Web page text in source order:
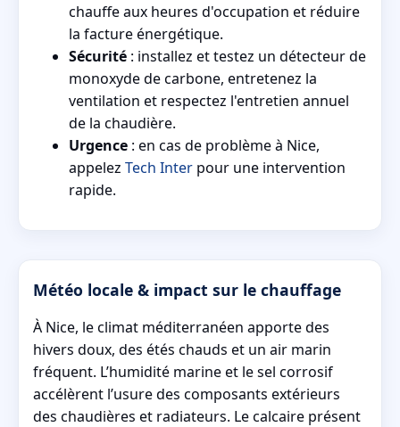
chauffe aux heures d'occupation et réduire
la facture énergétique.
Sécurité : installez et testez un détecteur de
monoxyde de carbone, entretenez la
ventilation et respectez l'entretien annuel
de la chaudière.
Urgence : en cas de problème à Nice,
appelez Tech Inter pour une intervention
rapide.
Météo locale & impact sur le chauffage
À Nice, le climat méditerranéen apporte des
hivers doux, des étés chauds et un air marin
fréquent. L’humidité marine et le sel corrosif
accélèrent l’usure des composants extérieurs
des chaudières et radiateurs. Le calcaire présent